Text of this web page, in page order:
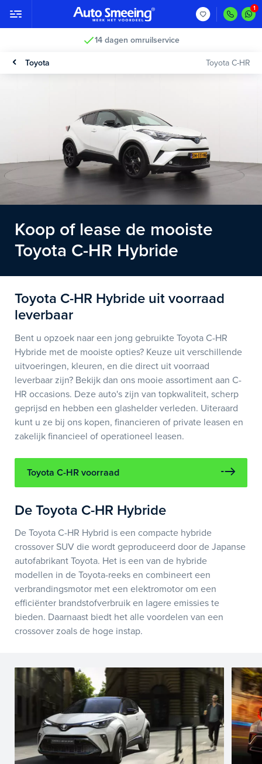
14 dagen omruilservice
Toyota Toyota C-HR
Koop of lease de mooiste
Toyota C-HR Hybride
Toyota C-HR Hybride uit voorraad
leverbaar
Bent u opzoek naar een jong gebruikte Toyota C-HR
Hybride met de mooiste opties? Keuze uit verschillende
uitvoeringen, kleuren, en die direct uit voorraad
leverbaar zijn? Bekijk dan ons mooie assortiment aan C-
HR occasions. Deze auto's zijn van topkwaliteit, scherp
geprijsd en hebben een glashelder verleden. Uiteraard
kunt u ze bij ons kopen, financieren of private leasen en
zakelijk financieel of operationeel leasen.
Toyota C-HR voorraad
De Toyota C-HR Hybride
De Toyota C-HR Hybrid is een compacte hybride
crossover SUV die wordt geproduceerd door de Japanse
autofabrikant Toyota. Het is een van de hybride
modellen in de Toyota-reeks en combineert een
verbrandingsmotor met een elektromotor om een
efficiënter brandstofverbruik en lagere emissies te
bieden. Daarnaast biedt het alle voordelen van een
crossover zoals de hoge instap.